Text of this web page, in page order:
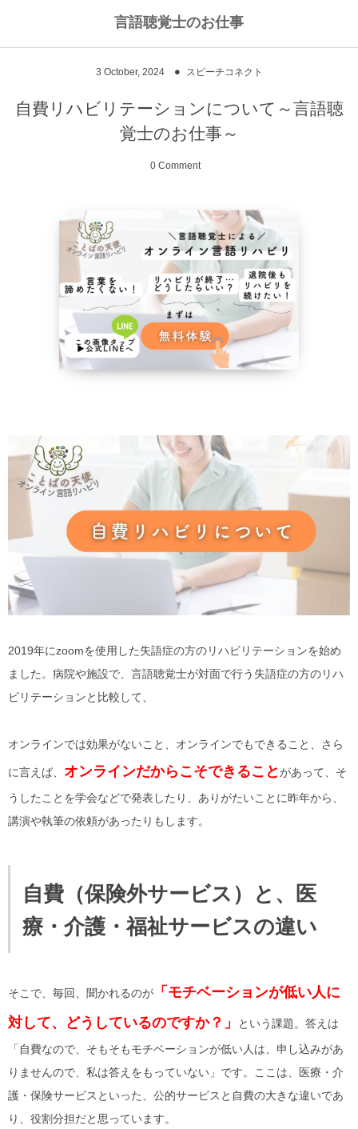
言語聴覚士のお仕事
3 October, 2024 スピーチコネクト
自費リハビリテーションについて～言語聴
覚士のお仕事～
0 Comment
2019年にzoomを使用した失語症の方のリハビリテーションを始め
ました。病院や施設で、言語聴覚士が対面で行う失語症の方のリハ
ビリテーションと比較して、
オンラインでは効果がないこと、オンラインでもできること、さら
に言えば、 オンラインだからこそできることがあって、そ
うしたことを学会などで発表したり、ありがたいことに昨年から、
講演や執筆の依頼があったりもします。
自費（保険外サービス）と、医
療・介護・福祉サービスの違い
そこで、毎回、聞かれるのが
「モチベーションが低い人に
対して、どうしているのですか？」
という課題。答えは
「自費なので、そもそもモチベーションが低い人は、申し込みがあ
りませんので、私は答えをもっていない」です。ここは、医療・介
護・保険サービスといった、公的サービスと自費の大きな違いであ
り、役割分担だと思っています。
脳に何かがあったとき
NPO法人Reジョブ大阪